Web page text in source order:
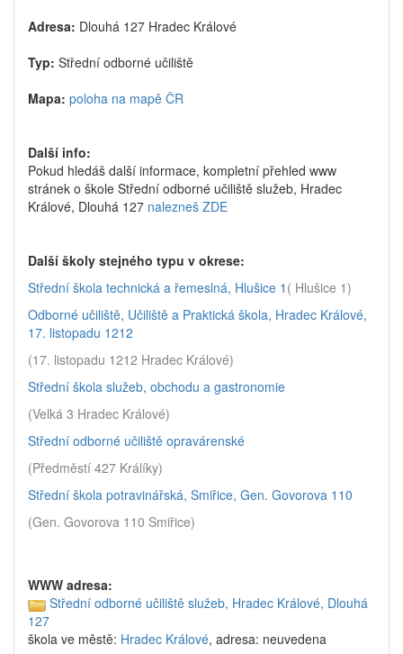
Adresa: Dlouhá 127 Hradec Králové
Typ: Střední odborné učiliště
Mapa: poloha na mapě ČR
Další info:
Pokud hledáš další informace, kompletní přehled www
stránek o škole Střední odborné učiliště služeb, Hradec
Králové, Dlouhá 127 nalezneš ZDE
Další školy stejného typu v okrese:
Střední škola technická a řemeslná, Hlušice 1 ( Hlušice 1)
Odborné učiliště, Učiliště a Praktická škola, Hradec Králové,
17. listopadu 1212
(17. listopadu 1212 Hradec Králové)
Střední škola služeb, obchodu a gastronomie
(Velká 3 Hradec Králové)
Střední odborné učiliště opravárenské
(Předměstí 427 Králíky)
Střední škola potravinářská, Smiřice, Gen. Govorova 110
(Gen. Govorova 110 Smiřice)
WWW adresa:
Střední odborné učiliště služeb, Hradec Králové, Dlouhá
127
škola ve městě: Hradec Králové, adresa: neuvedena